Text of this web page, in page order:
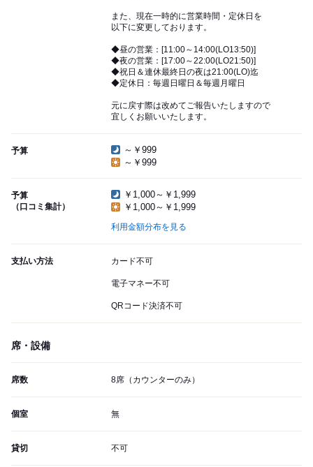
また、現在一時的に営業時間・定休日を
以下に変更しております。
◆昼の営業：[11:00～14:00(LO13:50)]
◆夜の営業：[17:00～22:00(LO21:50)]
◆祝日＆連休最終日の夜は21:00(LO)迄
◆定休日：毎週日曜日＆毎週月曜日
元に戻す際は改めてご報告いたしますので
宜しくお願いいたします。
予算
～￥999
～￥999
予算
（口コミ集計）
￥1,000～￥1,999
￥1,000～￥1,999
利用金額分布を見る
支払い方法 カード不可
電子マネー不可
QRコード決済不可
席・設備
席数 8席（カウンターのみ）
個室 無
貸切 不可